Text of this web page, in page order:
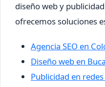
diseño web y
ofrecemos soluciones
Agencia SEO en
Diseño web en
Publicidad en